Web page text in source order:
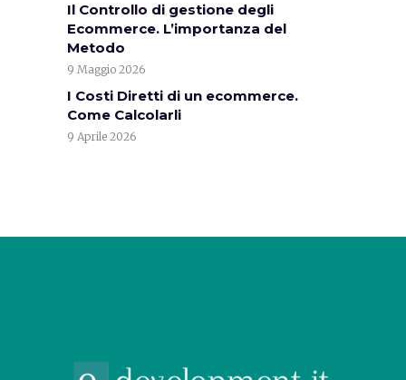
Il Controllo di gestione degli
Ecommerce. L’importanza del
Metodo
9 Maggio 2026
I Costi Diretti di un ecommerce.
Come Calcolarli
9 Aprile 2026